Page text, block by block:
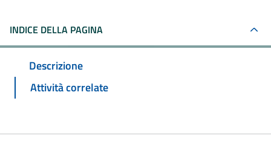
INDICE DELLA PAGINA
Descrizione
Attività correlate